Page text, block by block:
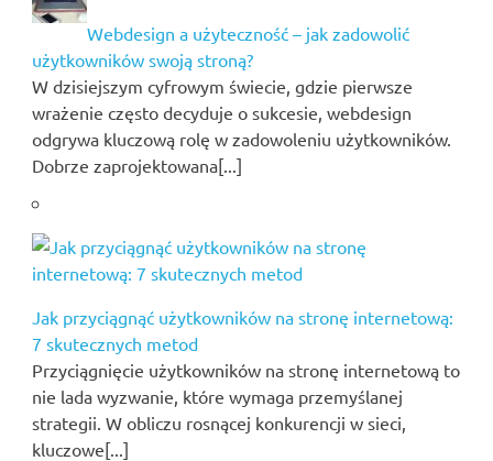
Webdesign a użyteczność – jak zadowolić
użytkowników swoją stroną?
W dzisiejszym cyfrowym świecie, gdzie pierwsze
wrażenie często decyduje o sukcesie, webdesign
odgrywa kluczową rolę w zadowoleniu użytkowników.
Dobrze zaprojektowana[...]
Jak przyciągnąć użytkowników na stronę internetową:
7 skutecznych metod
Przyciągnięcie użytkowników na stronę internetową to
nie lada wyzwanie, które wymaga przemyślanej
strategii. W obliczu rosnącej konkurencji w sieci,
kluczowe[...]